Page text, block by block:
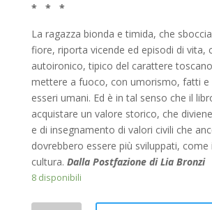
* * *
La ragazza bionda e timida, che
fiore, riporta vicende ed episodi di vita,
autoironico, tipico del carattere
mettere a fuoco, con umorismo, fatti e
esseri umani. Ed è in tal senso che il
acquistare un valore storico, che
e di insegnamento di valori civili che
dovrebbero essere più sviluppati, come
cultura. Dalla Postfazione di Lia Bronzi
8 disponibili